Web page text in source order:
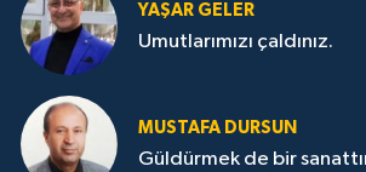
YAŞAR GELER
Umutlarımızı çaldınız.
MUSTAFA DURSUN
Güldürmek de bir